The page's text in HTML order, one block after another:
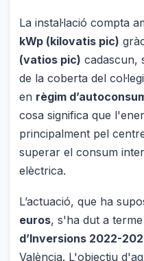
La instal·lació compta
kWp (kilovatis pic)
(vatios pic) cadascun,
de la coberta del
en règim
cosa significa que
principalment pel
superar el consum
elèctrica.
L’actuació, que ha
euros, s'ha dut a
d’Inversions 2022-
València. L'objectiu